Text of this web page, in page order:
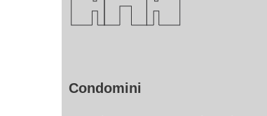
Condomini